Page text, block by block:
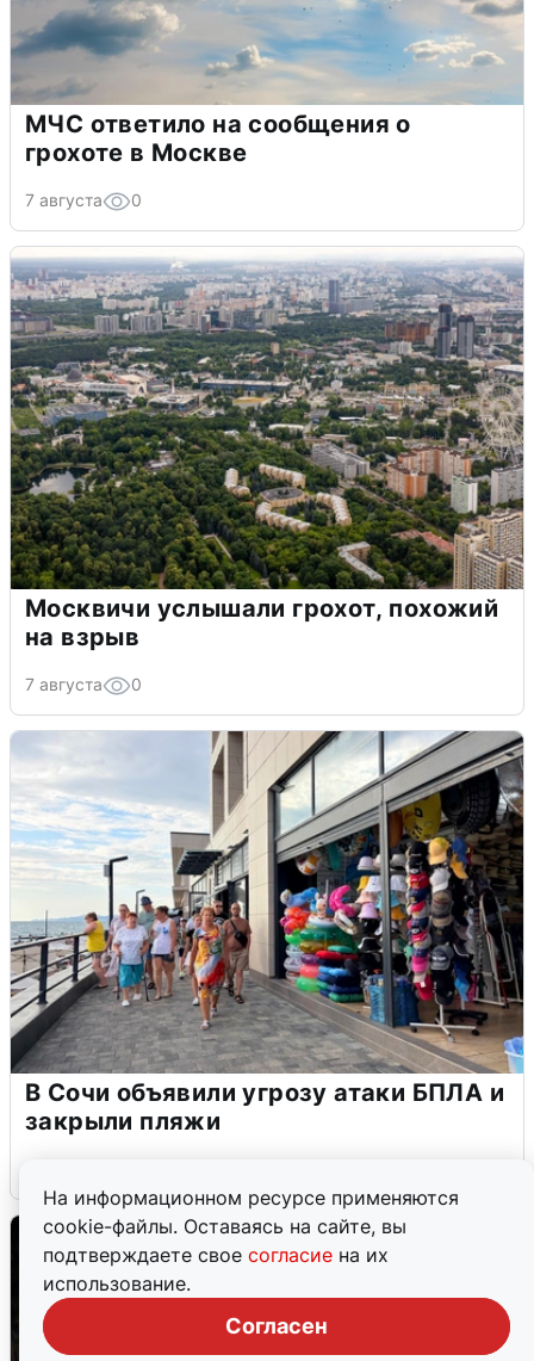
На информационном ресурсе применяются
cookie-файлы. Оставаясь на сайте, вы
подтверждаете свое согласие на их
использование.
Согласен
МЧС ответило на сообщения о
грохоте в Москве
7 августа 0
Москвичи услышали грохот, похожий
на взрыв
7 августа 0
В Сочи объявили угрозу атаки БПЛА и
закрыли пляжи